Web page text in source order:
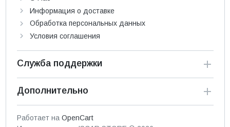
Информация о доставке
Обработка персональных данных
Условия соглашения
Служба поддержки
Дополнительно
Работает на OpenCart